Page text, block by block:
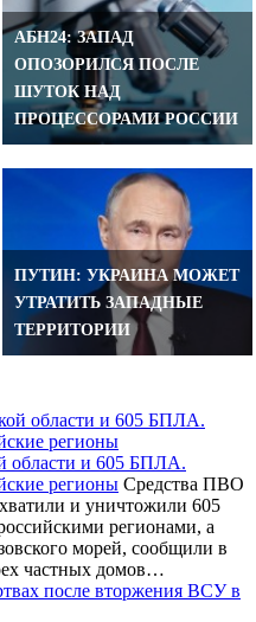
АБН24: ЗАПАД
ОПОЗОРИЛСЯ ПОСЛЕ
ШУТОК НАД
ПРОЦЕССОРАМИ РОССИИ
ПУТИН: УКРАИНА МОЖЕТ
УТРАТИТЬ ЗАПАДНЫЕ
ТЕРРИТОРИИ
области и 605 БПЛА.
регионы Средства ПВО
и уничтожили 605
регионами, а
морей, сообщили в
частных домов…